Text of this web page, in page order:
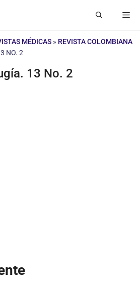
MÉDICAS » REVISTA COLOMBIANA
NO. 2
13 No. 2